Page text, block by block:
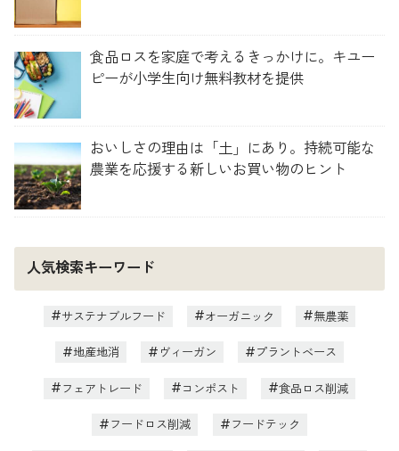
食品ロスを家庭で考えるきっかけに。キユー
ピーが小学生向け無料教材を提供
おいしさの理由は「土」にあり。持続可能な
農業を応援する新しいお買い物のヒント
人気検索キーワード
サステナブルフード オーガニック 無農薬
地産地消 ヴィーガン プラントベース
フェアトレード コンポスト 食品ロス削減
フードロス削減 フードテック